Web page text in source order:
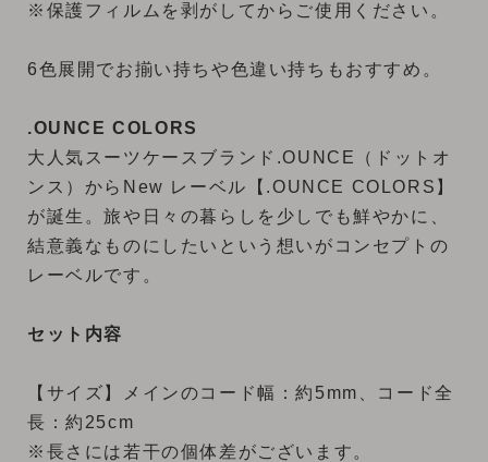
※保護フィルムを剥がしてからご使用ください。
6色展開でお揃い持ちや色違い持ちもおすすめ。
.OUNCE COLORS
大人気スーツケースブランド.OUNCE（ドットオ
ンス）からNew レーベル【.OUNCE COLORS】
が誕生。旅や日々の暮らしを少しでも鮮やかに、
結意義なものにしたいという想いがコンセプトの
レーベルです。
セット内容
【サイズ】メインのコード幅：約5mm、コード全
長：約25cm
※長さには若干の個体差がございます。